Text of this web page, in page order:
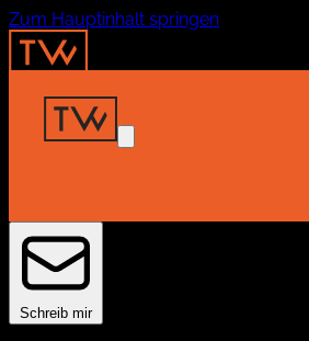
Zum Hauptinhalt springen
Home
Insights
Projekte
Schreib mir